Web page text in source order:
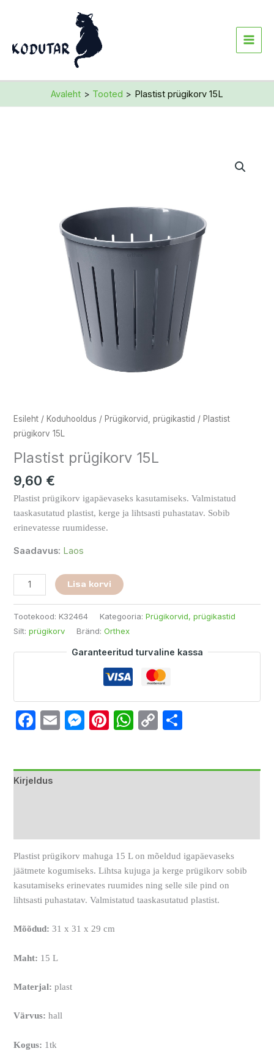
Avaleht Tooted Plastist prügikorv 15L
Esileht / Koduhooldus / Prügikorvid, prügikastid / Plastist
prügikorv 15L
Plastist prügikorv 15L
9,60 €
Plastist prügikorv igapäevaseks kasutamiseks. Valmistatud
taaskasutatud plastist, kerge ja lihtsasti puhastatav. Sobib
erinevatesse ruumidesse.
Saadavus: Laos
Lisa korvi
Tootekood: K32464 Kategooria:Prügikorvid, prügikastid
Silt:prügikorv Bränd:Orthex
Garanteeritud turvaline kassa
Facebook
EmailMessenger
Pinterest
WhatsApp
Copy
Kirjeldus
Plastist prügikorv mahuga 15 L on mõeldud igapäevaseks
jäätmete kogumiseks. Lihtsa kujuga ja kerge prügikorv sobib
kasutamiseks erinevates ruumides ning selle sile pind on
lihtsasti puhastatav. Valmistatud taaskasutatud plastist.
Mõõdud: 31 x 31 x 29 cm
Maht: 15 L
Materjal: plast
Värvus: hall
Kogus: 1tk